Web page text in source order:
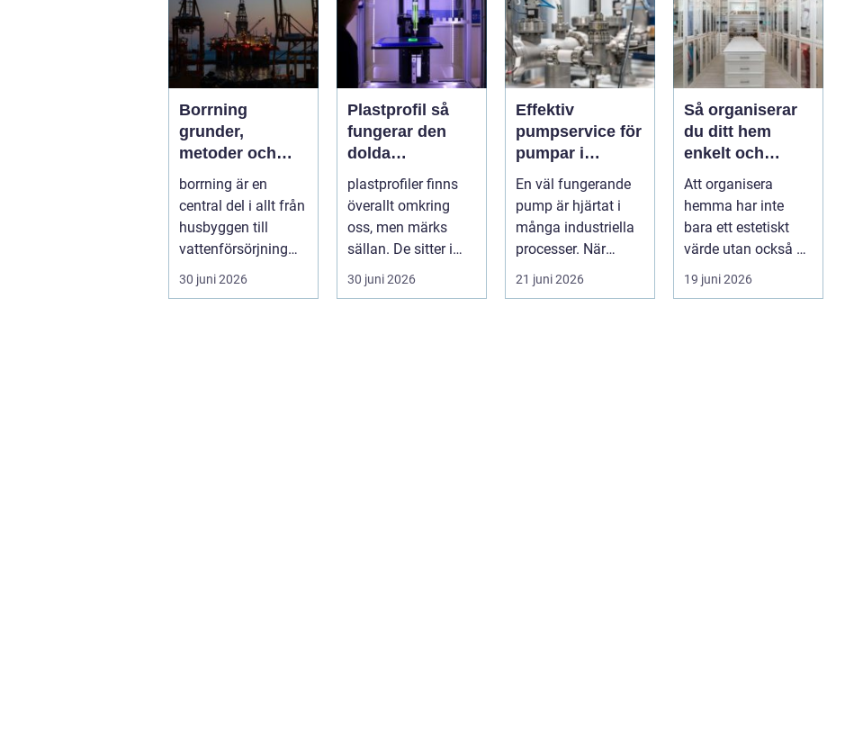
Borrning
grunder,
metoder och
smarta val för
hållbara projekt
borrning är en
central del i allt från
husbyggen till
vattenförsörjning
och stora
infrastrukturproje...
30 juni 2026
Plastprofil så
fungerar den
dolda
byggstenen i
modern industri
plastprofiler finns
överallt omkring
oss, men märks
sällan. De sitter i
fönster och dörrar, i
kylskå...
30 juni 2026
Effektiv
pumpservice för
pumpar i
industrin – så
undviker du
dyra driftstopp
En väl fungerande
pump är hjärtat i
många industriella
processer. När
pump...
21 juni 2026
Så organiserar
du ditt hem
enkelt och
effektivt
Att organisera
hemma har inte
bara ett estetiskt
värde utan också en
djupt rotad på...
19 juni 2026